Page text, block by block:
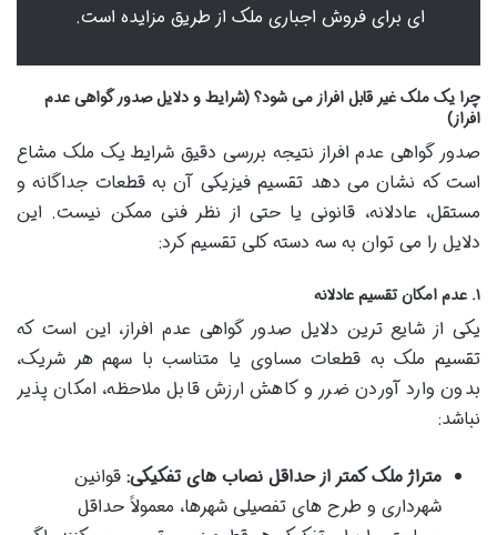
ای برای فروش اجباری ملک از طریق مزایده است.
چرا یک ملک غیر قابل افراز می شود؟ (شرایط و دلایل صدور گواهی عدم
افراز)
صدور گواهی عدم افراز نتیجه بررسی دقیق شرایط یک ملک مشاع
است که نشان می دهد تقسیم فیزیکی آن به قطعات جداگانه و
مستقل، عادلانه، قانونی یا حتی از نظر فنی ممکن نیست. این
دلایل را می توان به سه دسته کلی تقسیم کرد:
۱. عدم امکان تقسیم عادلانه
یکی از شایع ترین دلایل صدور گواهی عدم افراز، این است که
تقسیم ملک به قطعات مساوی یا متناسب با سهم هر شریک،
بدون وارد آوردن ضرر و کاهش ارزش قابل ملاحظه، امکان پذیر
نباشد:
متراژ ملک کمتر از حداقل نصاب های تفکیکی: قوانین
شهرداری و طرح های تفصیلی شهرها، معمولاً حداقل